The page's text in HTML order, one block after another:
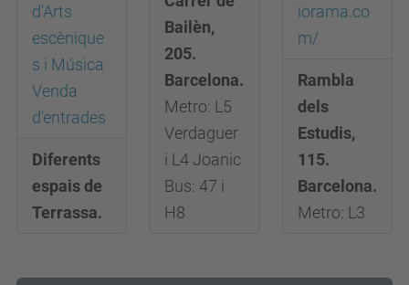
d'Arts
escènique
s i Música
Venda
d'entrades
Diferents
espais de
Terrassa.
Bailèn,
205.
Barcelona.
Metro: L5
Verdaguer
i L4 Joanic
Bus: 47 i
H8
iorama.co
m/
Rambla
dels
Estudis,
115.
Barcelona.
Metro: L3